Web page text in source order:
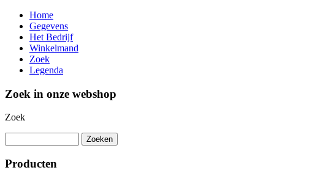
Home
Gegevens
Het Bedrijf
Winkelmand
Zoek
Legenda
Zoek in onze webshop
Zoek
Producten